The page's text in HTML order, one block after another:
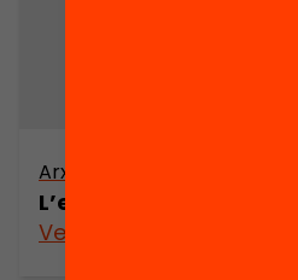
Arxiu
L’escoltisme català
Veure’n més